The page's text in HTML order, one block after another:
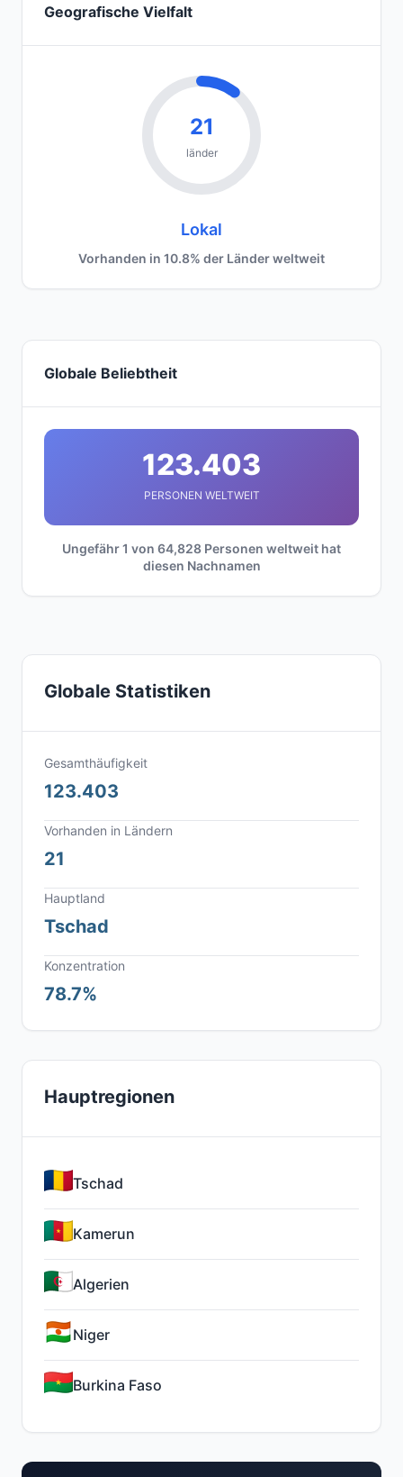
Geografische Vielfalt
21
länder
Lokal
Vorhanden in 10.8% der Länder weltweit
Globale Beliebtheit
123.403
PERSONEN WELTWEIT
Ungefähr 1 von 64,828 Personen weltweit hat
diesen Nachnamen
Globale Statistiken
Gesamthäufigkeit
123.403
Vorhanden in Ländern
21
Hauptland
Tschad
Konzentration
78.7%
Hauptregionen
Tschad
Kamerun
Algerien
Niger
Burkina Faso